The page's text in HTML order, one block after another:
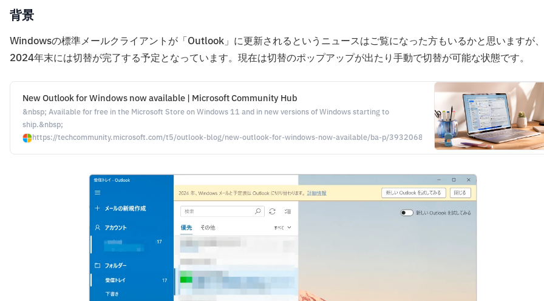
背景
Windowsの標準メールクライアントが「Outlook」に更新されるというニュースはご覧になった方もいるかと思いますが、
2024年末には切替が完了する予定となっています。現在は切替のポップアップが出たり手動で切替が可能な状態です。
New Outlook for Windows now available | Microsoft Community Hub
&nbsp; Available for free in the Microsoft Store on Windows 11 and in new versions of Windows starting to
ship.&nbsp;
https://techcommunity.microsoft.com/t5/outlook-blog/new-outlook-for-windows-now-available/ba-p/3932068